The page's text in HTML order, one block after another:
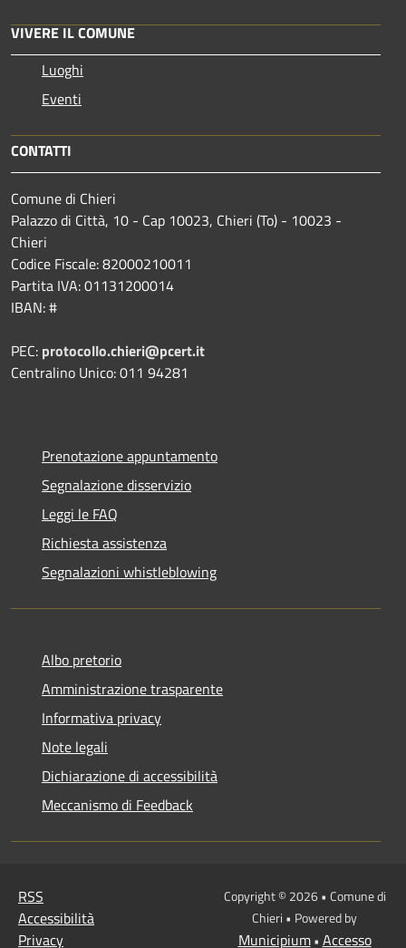
VIVERE IL COMUNE
Luoghi
Eventi
CONTATTI
Comune di Chieri
Palazzo di Città, 10 - Cap 10023, Chieri (To) - 10023 -
Chieri
Codice Fiscale: 82000210011
Partita IVA: 01131200014
IBAN: #
PEC: protocollo.chieri@pcert.it
Centralino Unico: 011 94281
Prenotazione appuntamento
Segnalazione disservizio
Leggi le FAQ
Richiesta assistenza
Segnalazioni whistleblowing
Albo pretorio
Amministrazione trasparente
Informativa privacy
Note legali
Dichiarazione di accessibilità
Meccanismo di Feedback
RSS
Accessibilità
Privacy
Copyright © 2026 • Comune di
Chieri • Powered by
Municipium• Accesso